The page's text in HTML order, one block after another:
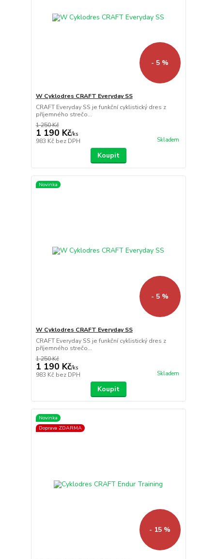
- 5 %
W Cyklodres CRAFT Everyday SS
CRAFT Everyday SS je funkční cyklistický dres z
příjemného strečo...
1 250 Kč
1 190 Kč/ks
983 Kč bez DPH Skladem
Koupit
Novinka
- 5 %
W Cyklodres CRAFT Everyday SS
CRAFT Everyday SS je funkční cyklistický dres z
příjemného strečo...
1 250 Kč
1 190 Kč/ks
983 Kč bez DPH Skladem
Koupit
Novinka
Doprava ZDARMA
- 15 %